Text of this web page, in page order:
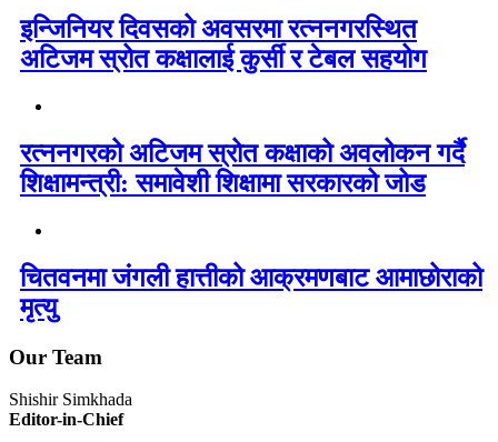
इन्जिनियर दिवसको अवसरमा रत्ननगरस्थित
अटिजम स्रोत कक्षालाई कुर्सी र टेबल सहयोग
रत्ननगरको अटिजम स्रोत कक्षाको अवलोकन गर्दै
शिक्षामन्त्री: समावेशी शिक्षामा सरकारको जोड
चितवनमा जंगली हात्तीको आक्रमणबाट आमाछोराको
मृत्यु
Our Team
Shishir Simkhada
Editor-in-Chief